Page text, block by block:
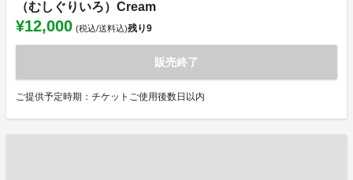
（むしぐりいろ）Cream
¥12,000 (税込/送料込)残り9
販売終了
ご提供予定時期：チケットご使用後数日以内